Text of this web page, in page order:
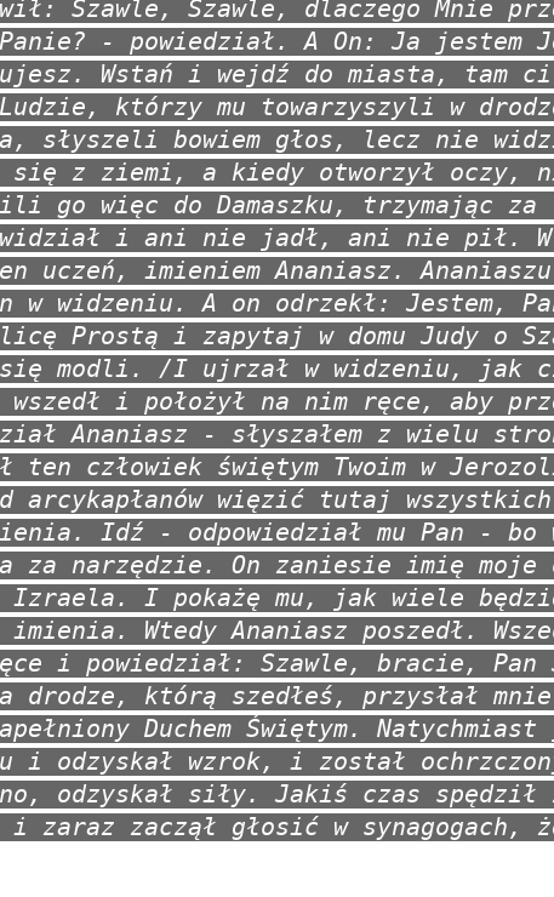
Szawle, Szawle, dlaczego Mnie
- powiedział. A On: Ja jestem
Wstań i wejdź do miasta, tam ci
którzy mu towarzyszyli w
słyszeli bowiem głos, lecz nie
się z ziemi, a kiedy otworzył oczy,
go więc do Damaszku, trzymając
i ani nie jadł, ani nie pił. W
uczeń, imieniem Ananiasz.
w widzeniu. A on odrzekł: Jestem,
Prostą i zapytaj w domu Judy o
się modli. /I ujrzał w widzeniu, jak
wszedł i położył na nim ręce, aby
Ananiasz - słyszałem z wielu
ten człowiek świętym Twoim w
arcykapłanów więzić tutaj
Idź - odpowiedział mu Pan - bo
za narzędzie. On zaniesie imię
Izraela. I pokażę mu, jak wiele
imienia. Wtedy Ananiasz poszedł.
i powiedział: Szawle, bracie, Pan
drodze, którą szedłeś, przysłał
Duchem Świętym.
i odzyskał wzrok, i został
odzyskał siły. Jakiś czas spędził
i zaraz zaczął głosić w synagogach,